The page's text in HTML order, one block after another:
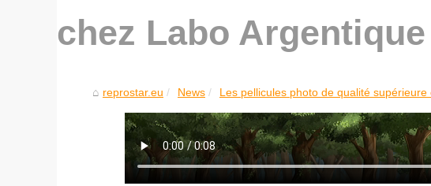
chez Labo Argentique
reprostar.eu News Les pellicules photo de qualité supérieure